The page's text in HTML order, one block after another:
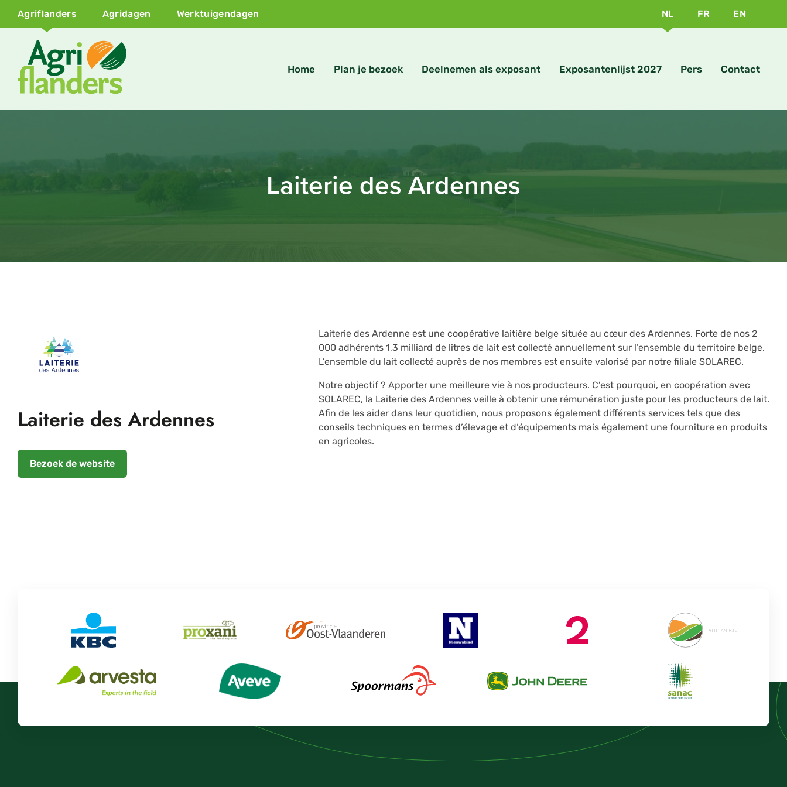
Agriflanders Agridagen Werktuigendagen NL FR EN
Home Plan je bezoek Deelnemen als exposant Exposantenlijst 2027 Pers Contact
Laiterie des Ardennes
Laiterie des Ardennes
Bezoek de website
Laiterie des Ardenne est une coopérative laitière belge située au cœur des Ardennes. Forte de nos 2
000 adhérents 1,3 milliard de litres de lait est collecté annuellement sur l’ensemble du territoire belge.
L’ensemble du lait collecté auprès de nos membres est ensuite valorisé par notre filiale SOLAREC.
Notre objectif ? Apporter une meilleure vie à nos producteurs. C’est pourquoi, en coopération avec
SOLAREC, la Laiterie des Ardennes veille à obtenir une rémunération juste pour les producteurs de lait.
Afin de les aider dans leur quotidien, nous proposons également différents services tels que des
conseils techniques en termes d’élevage et d’équipements mais également une fourniture en produits
en agricoles.